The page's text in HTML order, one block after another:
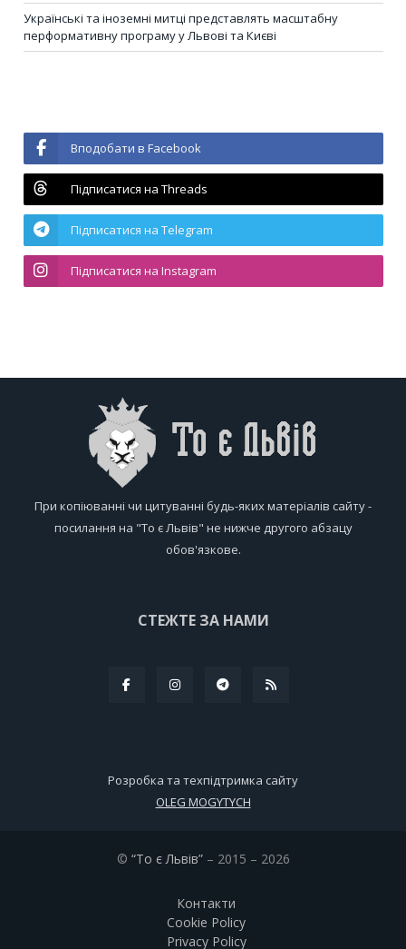
Українські та іноземні митці представлять масштабну
перформативну програму у Львові та Києві
Вподобати в Facebook
Підписатися на Threads
Підписатися на Telegram
Підписатися на Instagram
При копіюванні чи цитуванні будь-яких матеріалів сайту -
посилання на "То є Львів" не нижче другого абзацу
обов'язкове.
СТЕЖТЕ ЗА НАМИ
Розробка та техпідтримка сайту
OLEG MOGYTYCH
© “То є Львів”– 2015 – 2026
Контакти
Cookie Policy
Privacy Policy